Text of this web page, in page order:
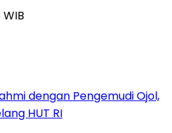
dengan Pengemudi Ojol,
HUT RI